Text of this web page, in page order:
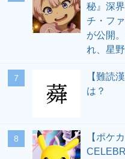
秘』深
チ・フ
が公開
れ、星
7
【難読
は？
8
【ポケ